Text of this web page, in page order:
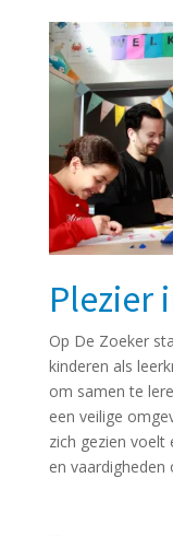
Plezier
Op De Zoeker
kinderen als
om samen te
een veilige
zich gezien voelt
en vaardigheden